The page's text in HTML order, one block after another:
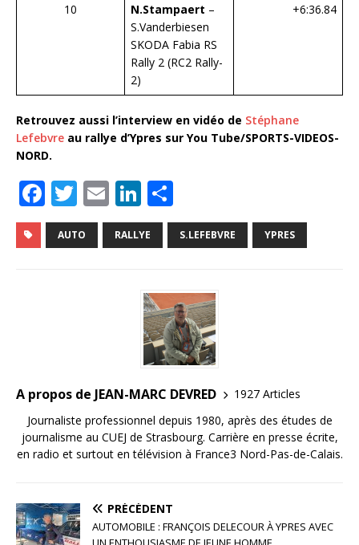
10 N.Stampaert –
S.Vanderbiesen
SKODA Fabia RS
Rally 2 (RC2 Rally-
2)
+6:36.84
Retrouvez aussi l’interview en vidéo de Stéphane
Lefebvre au rallye d’Ypres sur You Tube/SPORTS-VIDEOS-
NORD.
F
a
c
T
w
it
E
m
ai
Li
n
k
dI
n
ar
ta
e
r
AUTO RALLYE S.LEFEBVRE YPRES
A propos de JEAN-MARC DEVRED
1927 Articles
Journaliste professionnel depuis 1980, après des études de
journalisme au CUEJ de Strasbourg. Carrière en presse écrite,
en radio et surtout en télévision à France3 Nord-Pas-de-Calais.
PRÉCÉDENT
AUTOMOBILE : FRANÇOIS DELECOUR À YPRES AVEC